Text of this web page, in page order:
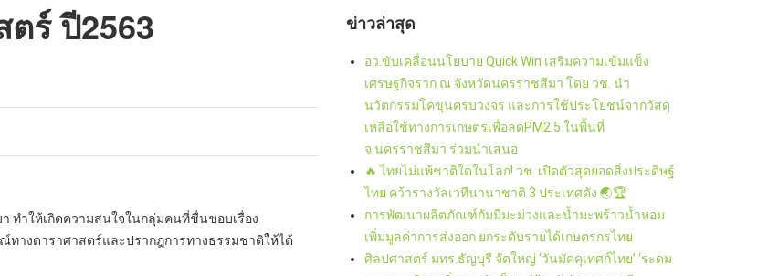
ร์ ปี2563
ทำให้เกิดความสนใจในกลุ่มคนที่ชื่นชอบเรื่อง
างดาราศาสตร์และปรากฎการทางธรรมชาติให้ได้
ข่าวล่าสุด
อว.ขับเคลื่อนนโยบาย Quick Win เสริมความเข้มแข็ง
เศรษฐกิจราก ณ จังหวัดนครราชสีมา โดย วช. นำ
นวัตกรรมโคขุนครบวงจร และการใช้ประโยชน์จากวัสดุ
เหลือใช้ทางการเกษตรเพื่อลดPM2.5 ในพื้นที่
จ.นครราชสีมา ร่วมนำเสนอ
🔥 ไทยไม่แพ้ชาติใดในโลก! วช. เปิดตัวสุดยอดสิ่งประดิษฐ์
ไทย คว้ารางวัลเวทีนานาชาติ 3 ประเทศดัง 🌏🏆
การพัฒนาผลิตภัณฑ์กัมมี่มะม่วงและน้ำมะพร้าวน้ำหอม
เพิ่มมูลค่าการส่งออก ยกระดับรายได้เกษตรกรไทย
ศิลปศาสตร์ มทร.ธัญบุรี จัดใหญ่ ‘วันมัคคุเทศก์ไทย’ ‘ระดม